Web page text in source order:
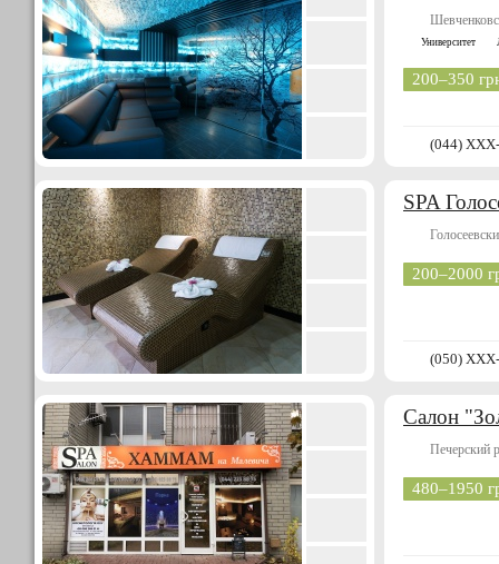
Университет
200–350
(044)
SPA
200–2000
(050)
Салон
Печерский
480–1950